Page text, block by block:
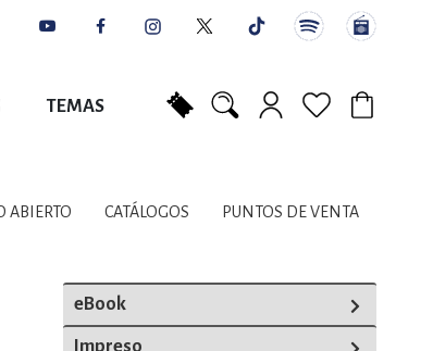
TEMAS
PLANIFICACIÓN
ABIERTO CATÁLOGOS PUNTOS DE VENTA
eBook
Impreso